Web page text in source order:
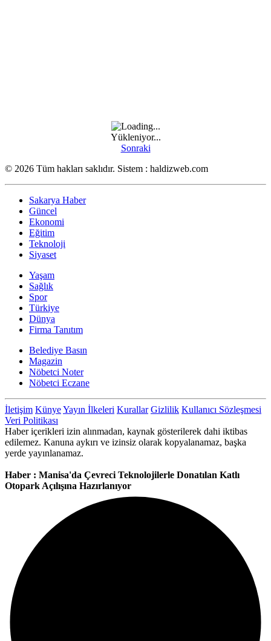
Yükleniyor...
Sonraki
© 2026 Tüm hakları saklıdır. Sistem : haldizweb.com
Sakarya Haber
Güncel
Ekonomi
Eğitim
Teknoloji
Siyaset
Yaşam
Sağlık
Spor
Türkiye
Dünya
Firma Tanıtım
Belediye Basın
Magazin
Nöbetci Noter
Nöbetci Eczane
İletişim KünyeYayın İlkeleri Kurallar Gizlilik Kullanıcı Sözleşmesi
Veri Politikası
Haber içerikleri izin alınmadan, kaynak gösterilerek dahi iktibas
edilemez. Kanuna aykırı ve izinsiz olarak kopyalanamaz, başka
yerde yayınlanamaz.
Haber : Manisa'da Çevreci Teknolojilerle Donatılan Katlı
Otopark Açılışına Hazırlanıyor